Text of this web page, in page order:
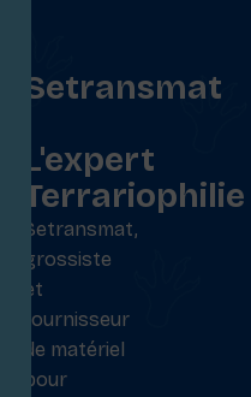
Setransmat
L'expert
Terrariophilie
Setransmat,
grossiste
et
fournisseur
de matériel
pour